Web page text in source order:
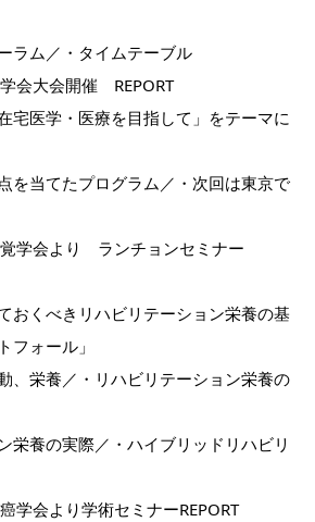
ラム／・タイムテーブル
会大会開催 REPORT
宅医学・医療を目指して」をテーマに
を当てたプログラム／・次回は東京で
学会より ランチョンセミナー
おくべきリハビリテーション栄養の基
フォール」
、栄養／・リハビリテーション栄養の
栄養の実際／・ハイブリッドリハビリ
学会より学術セミナーREPORT